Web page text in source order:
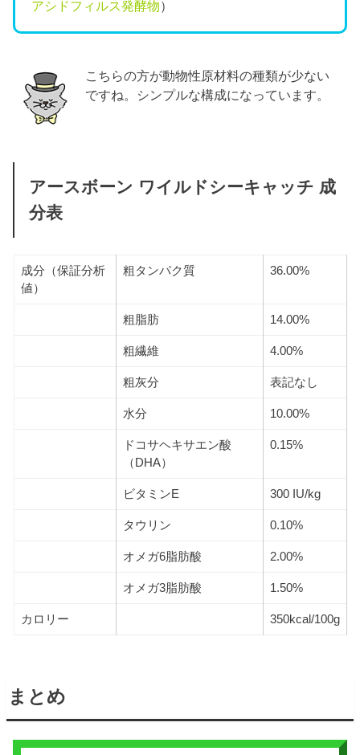
アシドフィルス発酵物）
こちらの方が動物性原材料の種類が少ない
ですね。シンプルな構成になっています。
アースボーン ワイルドシーキャッチ 成
分表
成分（保証分析
値）
粗タンパク質 36.00%
粗脂肪 14.00%
粗繊維 4.00%
粗灰分 表記なし
水分 10.00%
ドコサヘキサエン酸
（DHA）
0.15%
ビタミンE 300 IU/kg
タウリン 0.10%
オメガ6脂肪酸 2.00%
オメガ3脂肪酸 1.50%
カロリー 350kcal/100g
まとめ